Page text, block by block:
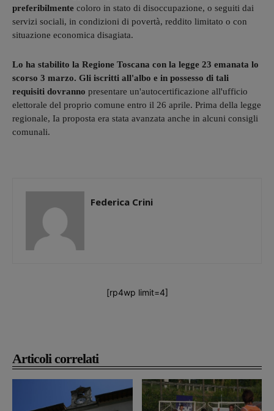
Articoli correlati
preferibilmente coloro in stato di disoccupazione, o seguiti dai
servizi sociali, in condizioni di povertà, reddito limitato o con
situazione economica disagiata.
Lo ha stabilito la Regione Toscana con la legge 23 emanata lo
scorso 3 marzo. Gli iscritti all'albo e in possesso di tali
requisiti dovranno presentare un'autocertificazione all'ufficio
elettorale del proprio comune entro il 26 aprile. Prima della legge
regionale, Ia proposta era stata avanzata anche in alcuni consigli
comunali.
Federica Crini
[rp4wp limit=4]